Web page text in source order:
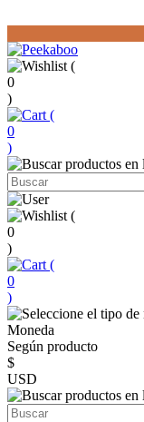
(
0
)
(
0
)
(
0
)
(
0
)
Moneda
Según producto
$
USD